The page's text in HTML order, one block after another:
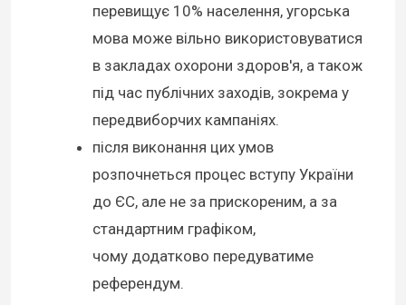
перевищує 10% населення, угорська
мова може вільно використовуватися
в закладах охорони здоров'я, а також
під час публічних заходів, зокрема у
передвиборчих кампаніях.
після виконання цих умов
розпочнеться процес вступу України
до ЄС, але не за прискореним, а за
стандартним графіком,
чому додатково передуватиме
референдум.